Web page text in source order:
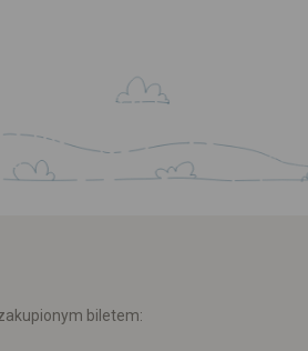
biletem: